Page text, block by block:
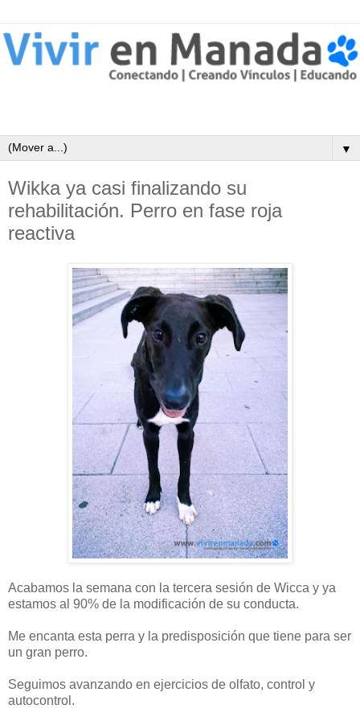
▼
Wikka ya casi finalizando su
rehabilitación. Perro en fase roja
reactiva
Acabamos la semana con la tercera sesión de Wicca y ya
estamos al 90% de la modificación de su conducta.
Me encanta esta perra y la predisposición que tiene para ser
un gran perro.
Seguimos avanzando en ejercicios de olfato, control y
autocontrol.